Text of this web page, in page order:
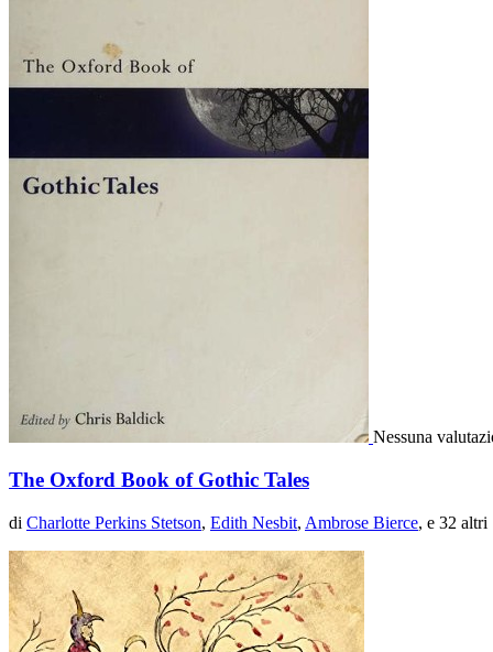
Nessuna
The Oxford Book of Gothic Tales
di Charlotte Perkins Stetson, Edith Nesbit, Ambrose Bierce, e 32 altri